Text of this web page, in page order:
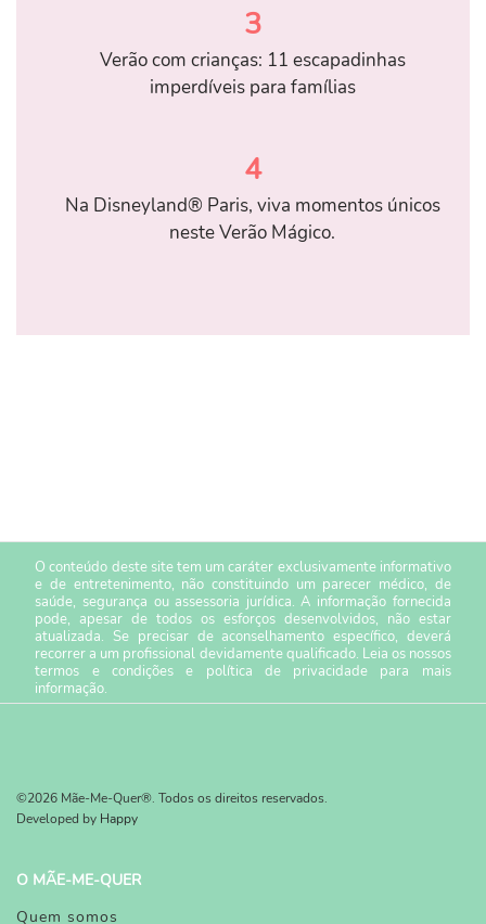
3
Verão com crianças: 11 escapadinhas
imperdíveis para famílias
4
Na Disneyland® Paris, viva momentos únicos
neste Verão Mágico.
O conteúdo deste site tem um caráter exclusivamente informativo
e de entretenimento, não constituindo um parecer médico, de
saúde, segurança ou assessoria jurídica. A informação fornecida
pode, apesar de todos os esforços desenvolvidos, não estar
atualizada. Se precisar de aconselhamento específico, deverá
recorrer a um profissional devidamente qualificado. Leia os nossos
termos e condiçõese política de privacidade para mais
informação.
©2026 Mãe-Me-Quer®. Todos os direitos reservados.
Developed by Happy
O MÃE-ME-QUER
Quem somos